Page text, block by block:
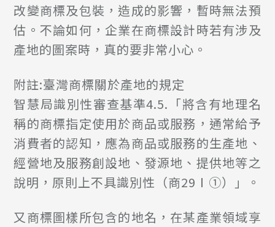
改變商標及包裝，造成的影響，暫時無法預
估。不論如何，企業在商標設計時若有涉及
產地的圖案時，真的要非常小心。
附註:臺灣商標關於產地的規定
智慧局識別性審查基準4.5.「將含有地理名
稱的商標指定使用於商品或服務，通常給予
消費者的認知，應為商品或服務的生產地、
經營地及服務創設地、發源地、提供地等之
說明，原則上不具識別性（商29Ⅰ①）」。
又商標圖樣所包含的地名，在某產業領域享